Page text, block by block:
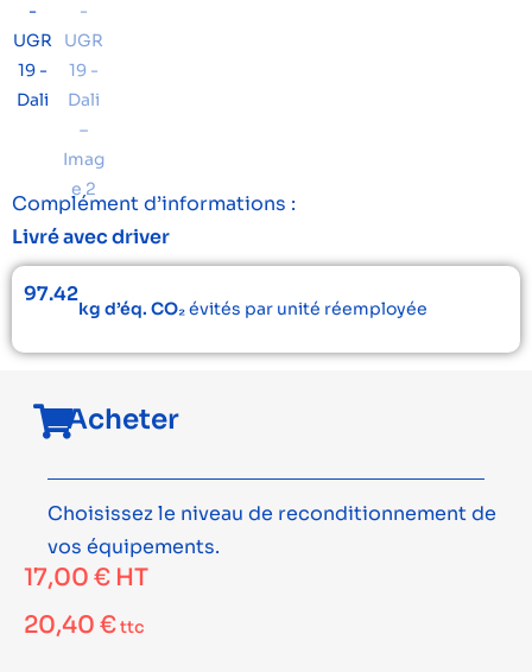
Complément d’informations :
Livré avec driver
97.42
kg d’éq. CO₂évités par unité réemployée
Acheter
Choisissez le niveau de reconditionnement de
vos équipements.
17,00 € HT
20,40 €ttc